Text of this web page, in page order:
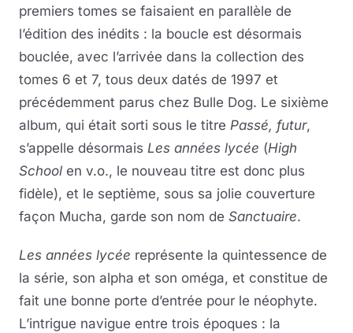
premiers tomes se faisaient en parallèle de
l’édition des inédits : la boucle est désormais
bouclée, avec l’arrivée dans la collection des
tomes 6 et 7, tous deux datés de 1997 et
précédemment parus chez Bulle Dog. Le sixième
album, qui était sorti sous le titre Passé, futur,
s’appelle désormais Les années lycée (High
School en v.o., le nouveau titre est donc plus
fidèle), et le septième, sous sa jolie couverture
façon Mucha, garde son nom de Sanctuaire.
Les années lycée représente la quintessence de
la série, son alpha et son oméga, et constitue de
fait une bonne porte d’entrée pour le néophyte.
L’intrigue navigue entre trois époques : la